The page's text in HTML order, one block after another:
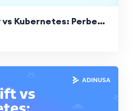
Cloud Foundry vs Kubernetes: Perbedaan, Kelebihan, dan Mana yang Tepat?